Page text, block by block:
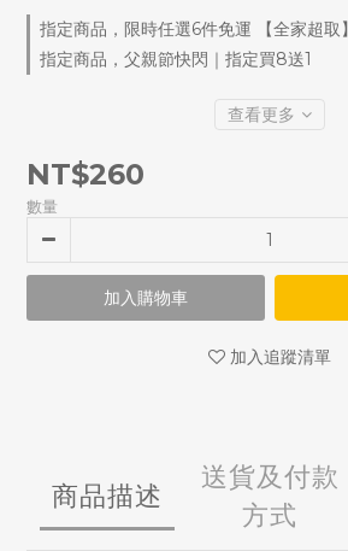
指定商品，限時任選6件免運 【全家超取】
指定商品，父親節快閃｜指定買8送1
查看更多
NT$260
數量
加入購物車
加入追蹤清單
商品描述
送貨及付款
方式